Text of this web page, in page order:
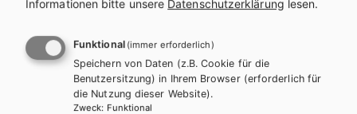
n
aaEs konnten keine passenden
Produkte gefunden werden.
Informationen bitte unsere Datenschutzerklärung lesen.
Funktional (immer erforderlich)
Speichern von Daten (z.B. Cookie für die
Benutzersitzung) in Ihrem Browser (erforderlich für
die Nutzung dieser Website).
Zweck: Funktional